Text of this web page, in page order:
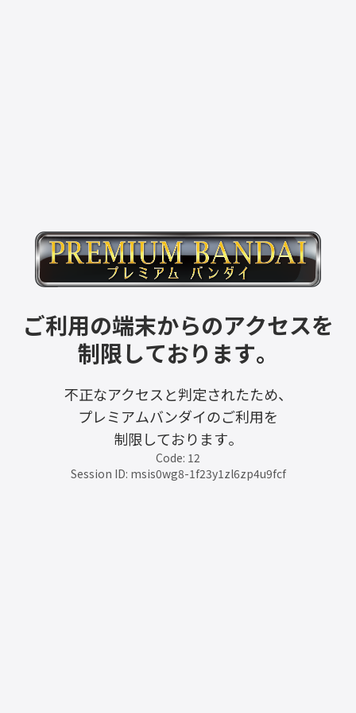
ご利用の端末からのアクセスを
制限しております。
不正なアクセスと判定されたため、
プレミアムバンダイのご利用を
制限しております。
Code: 12
Session ID: msis0wg8-1f23y1zl6zp4u9fcf